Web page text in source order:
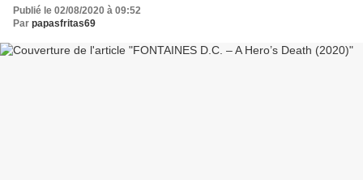
Publié le 02/08/2020 à 09:52
Par papasfritas69